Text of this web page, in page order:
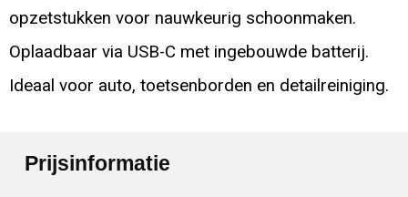
opzetstukken voor nauwkeurig schoonmaken.
Oplaadbaar via USB-C met ingebouwde batterij.
Ideaal voor auto, toetsenborden en detailreiniging.
Prijsinformatie